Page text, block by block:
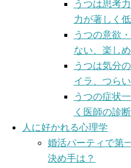
うつは思考
力が著しく
うつの意欲
ない、楽し
うつは気分
イラ、つら
うつの症状
く医師の診
人に好かれる心理学
婚活パーティで第
決め手は？